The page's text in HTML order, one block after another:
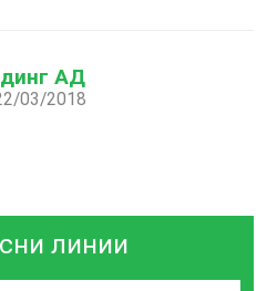
АД
03/2018
линии